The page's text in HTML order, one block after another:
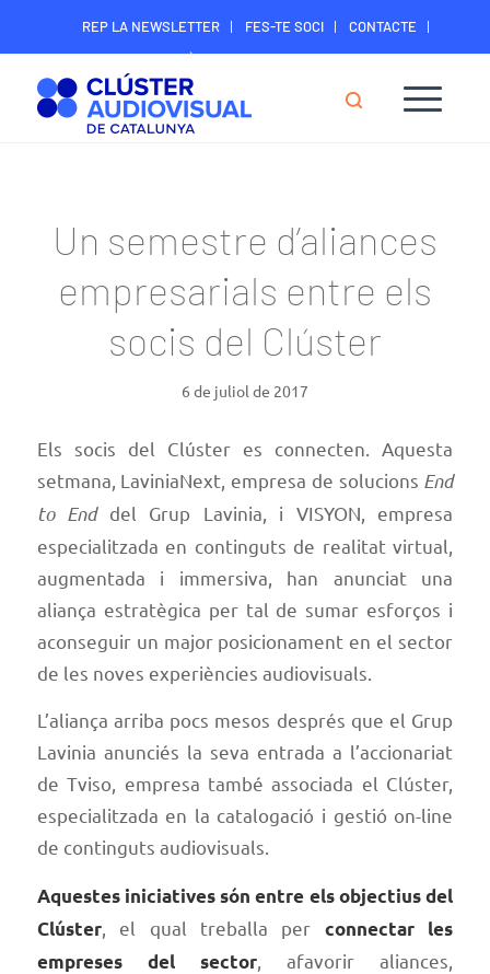
REP LA NEWSLETTER FES-TE SOCI
CONTACTE
ÀREA DIGITAL SOCIS
Un semestre d’aliances
empresarials entre els
socis del Clúster
6 de juliol de 2017
Els socis del Clúster es connecten. Aquesta
setmana, LaviniaNext, empresa de solucions End
to Enddel Grup Lavinia, i VISYON, empresa
especialitzada en continguts de realitat virtual,
augmentada i immersiva, han anunciat una
aliança estratègica per tal de sumar esforços i
aconseguir un major posicionament en el sector
de les noves experiències audiovisuals.
L’aliança arriba pocs mesos després que el Grup
Lavinia anunciés la seva entrada a l’accionariat
de Tviso, empresa també associada el Clúster,
especialitzada en la catalogació i gestió on-line
de continguts audiovisuals.
Aquestes iniciatives són entre els objectius del
Clúster, el qual treballa per connectar les
empreses del sector , afavorir aliances,